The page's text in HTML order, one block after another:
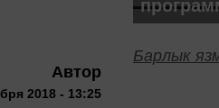
Автор
2018 - 13:25
Барлык